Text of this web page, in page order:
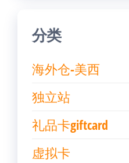
分类
海外仓-美西
独立站
礼品卡giftcard
虚拟卡